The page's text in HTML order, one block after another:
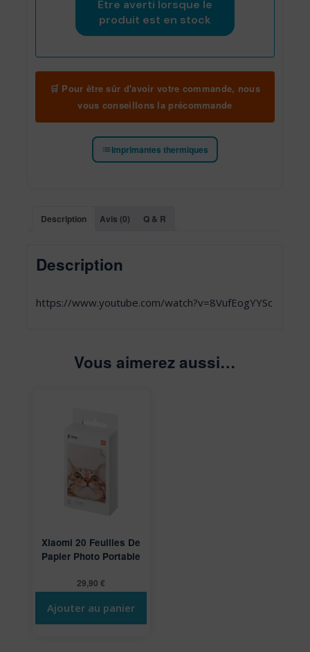
🛒 Pour être sûr d'avoir votre commande, nous
vous conseillons la précommande
Imprimantes thermiques
Description Avis (0) Q & R
Description
https://www.youtube.com/watch?v=8VufEogYYSc
Vous aimerez aussi…
Xiaomi 20 Feuilles De
Papier Photo Portable
29,90€
Ajouter au panier